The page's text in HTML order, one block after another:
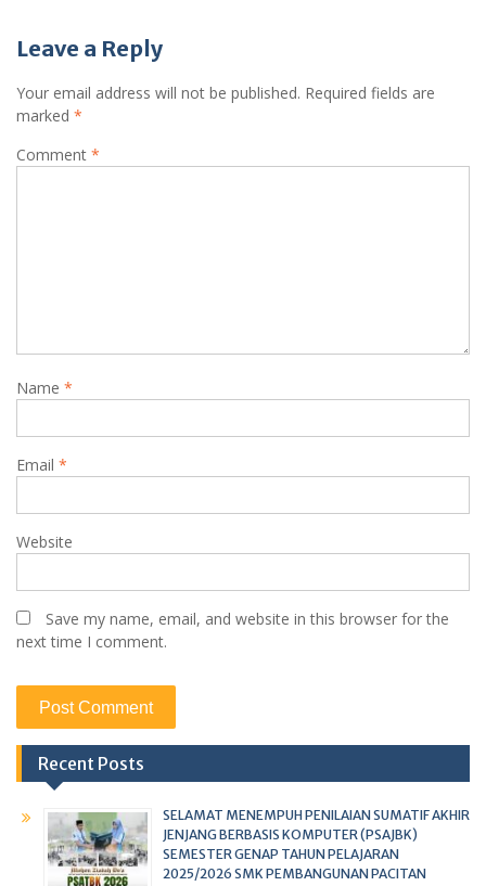
Leave a Reply
Your email address will not be published. Required fields are
marked *
Comment *
Name *
Email *
Website
Save my name, email, and website in this browser for the
next time I comment.
Recent Posts
SELAMAT MENEMPUH PENILAIAN SUMATIF AKHIR
JENJANG BERBASIS KOMPUTER (PSAJBK)
SEMESTER GENAP TAHUN PELAJARAN
2025/2026 SMK PEMBANGUNAN PACITAN